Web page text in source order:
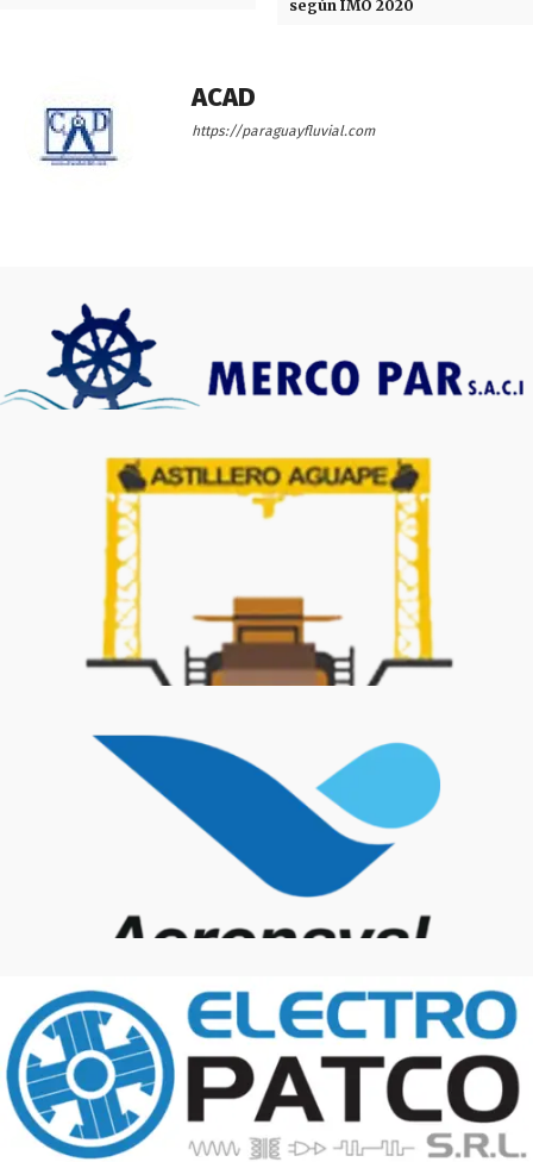
según IMO 2020
ACAD
https://paraguayfluvial.com